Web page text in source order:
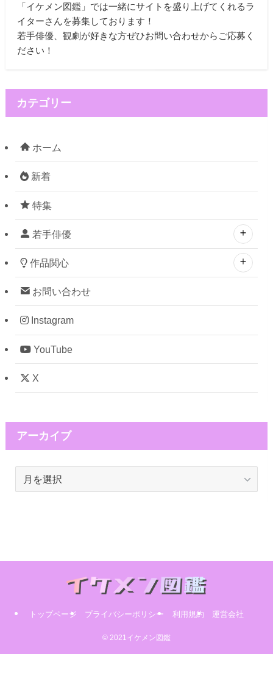
「イケメン図鑑」では一緒にサイトを盛り上げてくれるラ
イターさんを募集しております！
若手俳優、観劇が好きな方ぜひお問い合わせからご応募く
ださい！
カテゴリー
ホーム
新着
特集
若手俳優
作品関心
お問い合わせ
Instagram
YouTube
X
アーカイブ
トップページ プライバシーポリシー 利用規約 運営会社
© 2021イケメン図鑑